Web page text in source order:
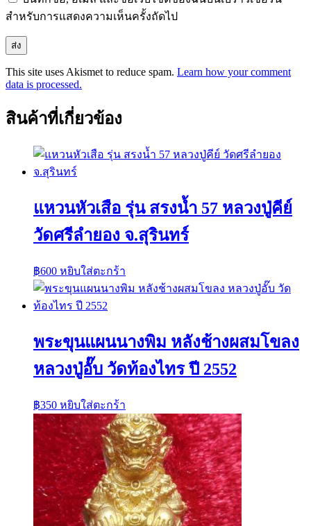
สำหรับการแสดงความเห็นครั้งถัดไป
This site uses Akismet to reduce spam. Learn how your comment
data is processed.
สินค้าที่เกี่ยวข้อง
แหวนหัวเสือ รุ่น สรงน้ำ 57 หลวงปู่คีย์
วัดศรีลำยอง จ.สุรินทร์
฿600 หยิบใส่ตะกร้า
พระขุนแผนนางพิม หลังช้างผสมโขลง
หลวงปู่อั๊บ วัดท้องไทร ปี 2552
฿350 หยิบใส่ตะกร้า